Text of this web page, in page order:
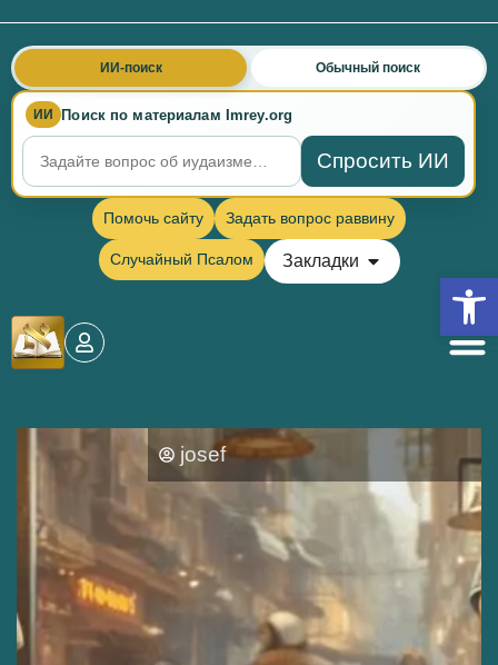
ИИ Поиск по материалам Imrey.org
Спросить ИИ
ИИ-поиск Обычный поиск
Помочь сайту Задать вопрос раввину
Случайный Псалом Закладки
josef